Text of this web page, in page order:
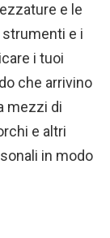
e le
e i
i tuoi
che arrivino
mezzi di
e altri
in modo